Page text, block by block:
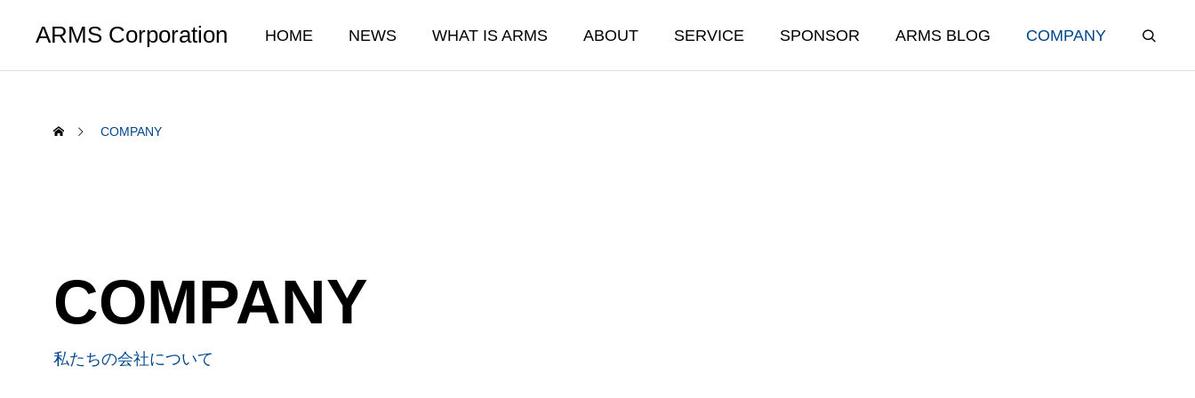
ARMS Corporation HOME NEWS WHAT IS ARMS ABOUT SERVICE SPONSOR ARMS BLOG COMPANY
私たちの事業について 住宅ソリューション事業
2026年仕事始めの初詣に行ってき
COMPANY
COMPANY
私たちの会社について